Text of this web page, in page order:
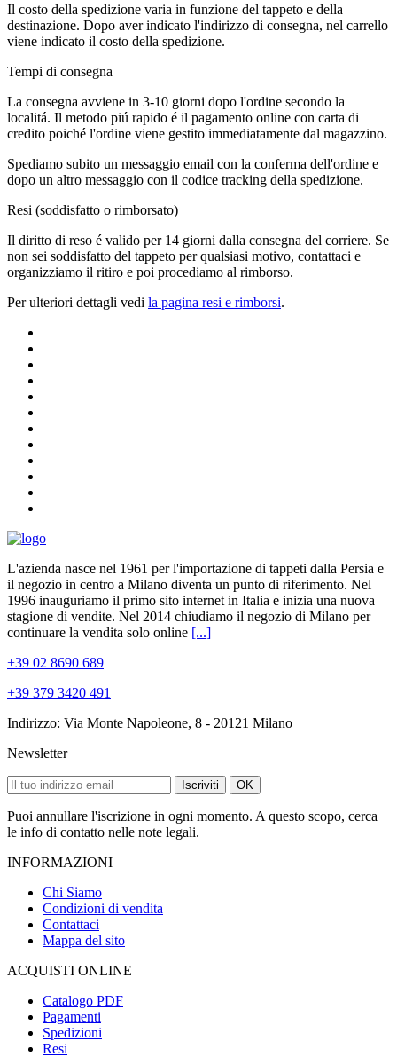
Il costo della spedizione varia in funzione del tappeto e della
destinazione. Dopo aver indicato l'indirizzo di consegna, nel carrello
viene indicato il costo della spedizione.
Tempi di consegna
La consegna avviene in 3-10 giorni dopo l'ordine secondo la
localitá. Il metodo piú rapido é il pagamento online con carta di
credito poiché l'ordine viene gestito immediatamente dal magazzino.
Spediamo subito un messaggio email con la conferma dell'ordine e
dopo un altro messaggio con il codice tracking della spedizione.
Resi (soddisfatto o rimborsato)
Il diritto di reso é valido per 14 giorni dalla consegna del corriere. Se
non sei soddisfatto del tappeto per qualsiasi motivo, contattaci e
organizziamo il ritiro e poi procediamo al rimborso.
Per ulteriori dettagli vedi la pagina resi e rimborsi.
L'azienda nasce nel 1961 per l'importazione di tappeti dalla Persia e
il negozio in centro a Milano diventa un punto di riferimento. Nel
1996 inauguriamo il primo sito internet in Italia e inizia una nuova
stagione di vendite. Nel 2014 chiudiamo il negozio di Milano per
continuare la vendita solo online [...]
+39 02 8690 689
+39 379 3420 491
Indirizzo: Via Monte Napoleone, 8 - 20121 Milano
Newsletter
Iscriviti OK
Puoi annullare l'iscrizione in ogni momento. A questo scopo, cerca
le info di contatto nelle note legali.
INFORMAZIONI
Chi Siamo
Condizioni di vendita
Contattaci
Mappa del sito
ACQUISTI ONLINE
Catalogo PDF
Pagamenti
Spedizioni
Resi